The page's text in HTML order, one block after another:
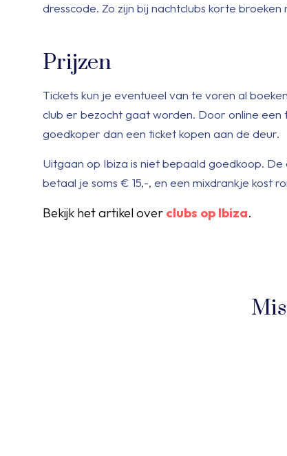
dresscode. Zo zijn bij nachtclubs korte
Prijzen
Tickets kun je eventueel van te voren al
club er bezocht gaat worden. Door online
goedkoper dan een ticket kopen aan de deur.
Uitgaan op Ibiza is niet bepaald goedkoop.
betaal je soms € 15,-, en een mixdrankje kost
Bekijk het artikel over clubs op Ibiza.